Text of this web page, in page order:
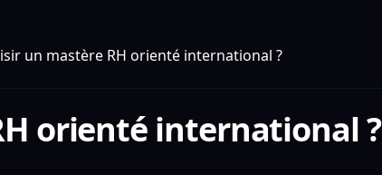
un mastère RH orienté international ?
orienté international ?